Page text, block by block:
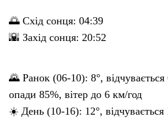
🌅 Схід сонця: 04:39
🌇 Захід сонця: 20:52
🌄 Ранок (06-10): 8°,
опади 85%, вітер до 6 км/год
☀️ День (10-16): 12°, відчувається